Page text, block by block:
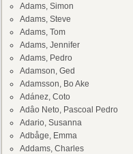
Adams, Simon
Adams, Steve
Adams, Tom
Adams, Jennifer
Adams, Pedro
Adamson, Ged
Adamsson, Bo Ake
Adánez, Coto
Adâo Neto, Pascoal Pedro
Adario, Susanna
Adbåge, Emma
Addams, Charles